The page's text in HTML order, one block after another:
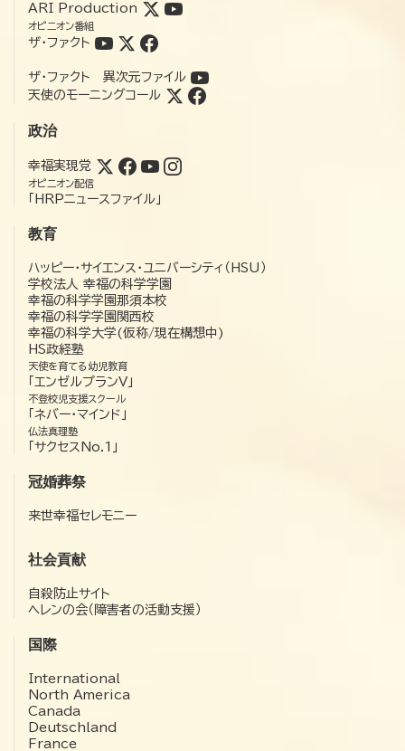
ARI Production
オピニオン番組
ザ・ファクト
ザ・ファクト 異次元ファイル
天使のモーニングコール
政治
幸福実現党
オピニオン配信
「HRPニュースファイル」
教育
ハッピー・サイエンス・ユニバーシティ（HSU）
学校法人 幸福の科学学園
幸福の科学学園那須本校
幸福の科学学園関西校
幸福の科学大学(仮称/現在構想中)
HS政経塾
天使を育てる幼児教育
「エンゼルプランV」
不登校児支援スクール
「ネバー・マインド」
仏法真理塾
「サクセスNo.1」
冠婚葬祭
来世幸福セレモニー
社会貢献
自殺防止サイト
ヘレンの会（障害者の活動支援）
国際
International
North America
Canada
Deutschland
France